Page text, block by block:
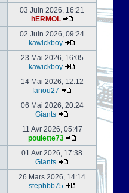
03 Juin 2026, 16:21
hERMOL
02 Juin 2026, 09:24
kawickboy
23 Mai 2026, 16:05
kawickboy
14 Mai 2026, 12:12
fanou27
06 Mai 2026, 20:24
Giants
11 Avr 2026, 05:47
poulette73
01 Avr 2026, 17:38
Giants
26 Mars 2026, 14:14
stephbb75